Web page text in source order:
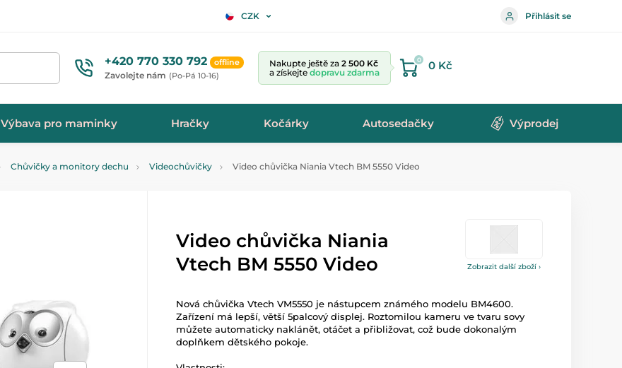
CZK Přihlásit se
+420 770 330 792 offline
Zavolejte nám (Po-Pá 10-16)
Nakupte ještě za 2 500 Kč
a získejte dopravu zdarma
0 0 Kč
Výbava pro maminky Hračky Kočárky Autosedačky Výprodej
Chůvičky a monitory dechu Videochůvičky Video chůvička Niania Vtech BM 5550 Video
Zobrazit další zboží ›
Video chůvička Niania
Vtech BM 5550 Video
Nová chůvička Vtech VM5550 je nástupcem známého modelu BM4600.
Zařízení má lepší, větší 5palcový displej. Roztomilou kameru ve tvaru sovy
můžete automaticky naklánět, otáčet a přibližovat, což bude dokonalým
doplňkem dětského pokoje.